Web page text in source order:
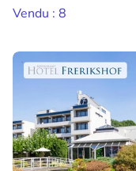
Vendu : 8